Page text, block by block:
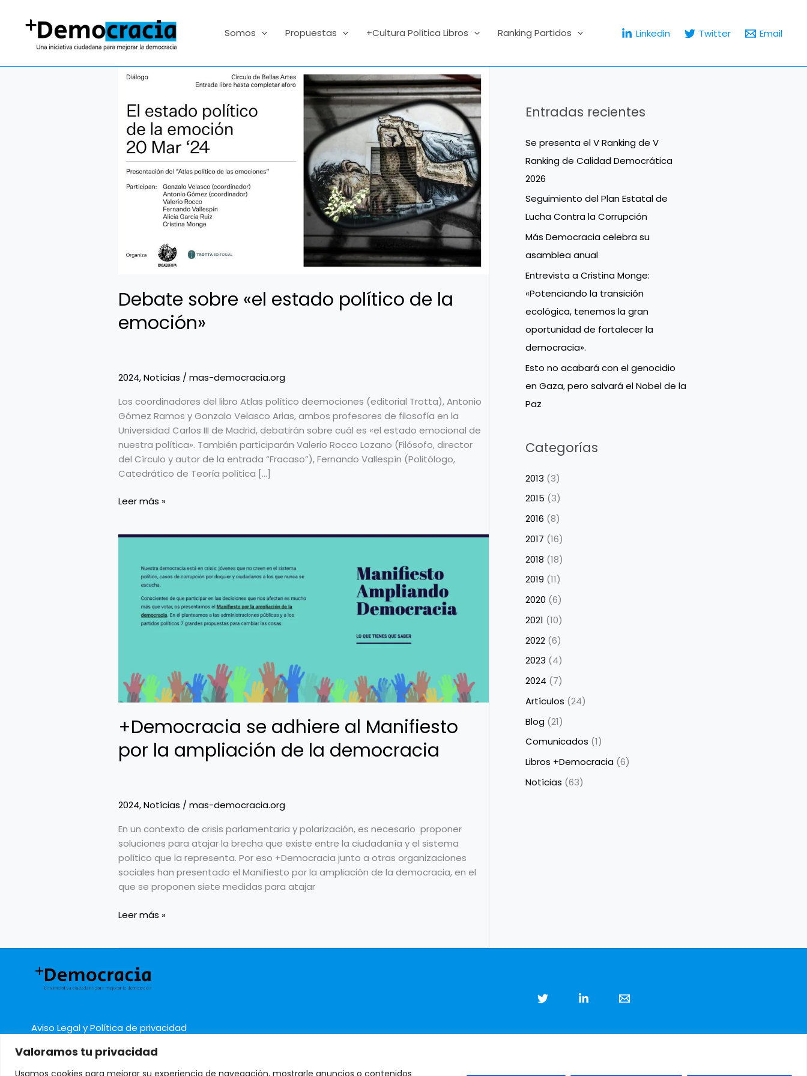
Valoramos tu privacidad
Usamos cookies para mejorar su experiencia de navegación, mostrarle anuncios o contenidos
contenido
Somos Propuestas +Cultura Política Libros Ranking Partidos Linkedin Twitter Email
Debate sobre «el estado político de la
emoción»
2024,Notícias / mas-democracia.org
Los coordinadores del libro Atlas político deemociones (editorial Trotta), Antonio
Gómez Ramos y Gonzalo Velasco Arias, ambos profesores de filosofía en la
Universidad Carlos III de Madrid, debatirán sobre cuál es «el estado emocional de
nuestra política». También participarán Valerio Rocco Lozano (Filósofo, director
del Círculo y autor de la entrada “Fracaso”), Fernando Vallespín (Politólogo,
Catedrático de Teoría política […]
Debate
«el
estado
político
de
emoción»
Leer más »
+Democracia se adhiere al Manifiesto
por la ampliación de la democracia
2024,Notícias / mas-democracia.org
En un contexto de crisis parlamentaria y polarización, es necesario proponer
soluciones para atajar la brecha que existe entre la ciudadanía y el sistema
político que la representa. Por eso +Democracia junto a otras organizaciones
sociales han presentado el Manifiesto por la ampliación de la democracia, en el
que se proponen siete medidas para atajar
+Democracia
adhiere
Manifiesto
democracia
Leer más »
Entradas recientes
Se presenta el V Ranking de V
Ranking de Calidad Democrática
2026
Seguimiento del Plan Estatal de
Lucha Contra la Corrupción
Más Democracia celebra su
asamblea anual
Entrevista a Cristina Monge:
«Potenciando la transición
ecológica, tenemos la gran
oportunidad de fortalecer la
democracia».
Esto no acabará con el genocidio
en Gaza, pero salvará el Nobel de la
Paz
Categorías
2013 (3)
2015 (3)
2016 (8)
2017 (16)
2018 (18)
2019 (11)
2020 (6)
2021 (10)
2022(6)
2023 (4)
2024 (7)
Artículos (24)
Blog(21)
Comunicados (1)
Libros +Democracia(6)
Notícias (63)
Aviso Legal y Política de privacidad